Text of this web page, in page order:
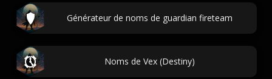
Générateur de noms de guardian fireteam
Noms de Vex (Destiny)